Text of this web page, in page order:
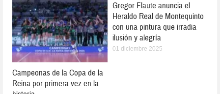
Campeonas de la Copa de la
Reina por primera vez en la
Gregor Flaute anuncia el
Heraldo Real de Montequinto
con una pintura que irradia
ilusión y alegría
01 diciembre 2025